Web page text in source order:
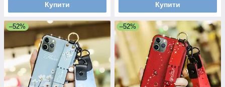
Купити Купити
–52% –52%